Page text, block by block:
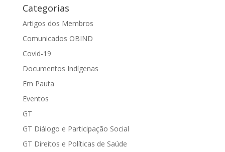
Categorias
Artigos dos Membros
Comunicados OBIND
Covid-19
Documentos Indígenas
Em Pauta
Eventos
GT
GT Diálogo e Participação Social
GT Direitos e Políticas de Saúde